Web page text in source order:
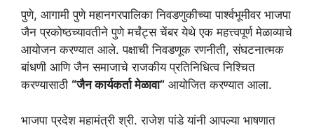
पुणे, आगामी पुणे महानगरपालिका निवडणुकीच्या पार्श्वभूमीवर भाजपा
जैन प्रकोष्ठच्यावतीने पुणे मर्चंट्स चेंबर येथे एक महत्त्वपूर्ण मेळाव्याचे
आयोजन करण्यात आले. पक्षाची निवडणूक रणनीती, संघटनात्मक
बांधणी आणि जैन समाजाचे राजकीय प्रतिनिधित्व निश्चित
करण्यासाठी “जैन कार्यकर्ता मेळावा” आयोजित करण्यात आला.
भाजपा प्रदेश महामंत्री श्री. राजेश पांडे यांनी आपल्या भाषणात